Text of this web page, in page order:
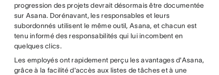
progression des projets devrait désormais être documentée
sur Asana. Dorénavant, les responsables et leurs
subordonnés utilisent le même outil, Asana, et chacun est
tenu informé des responsabilités qui lui incombent en
quelques clics.
Les employés ont rapidement perçu les avantages d'Asana,
grâce à la facilité d'accès aux listes de tâches et à une